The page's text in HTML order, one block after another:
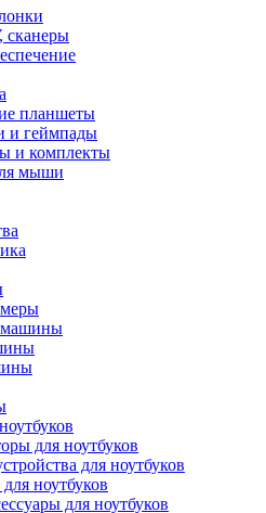
планшеты
и геймпады
и комплекты
мыши
машины
для ноутбуков
для ноутбуков
ноутбуков
для ноутбуков